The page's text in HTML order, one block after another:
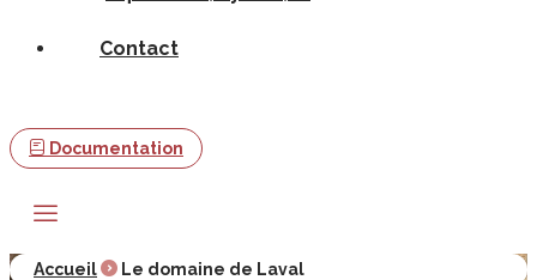
Contact
Documentation
Accueil Le domaine de Laval